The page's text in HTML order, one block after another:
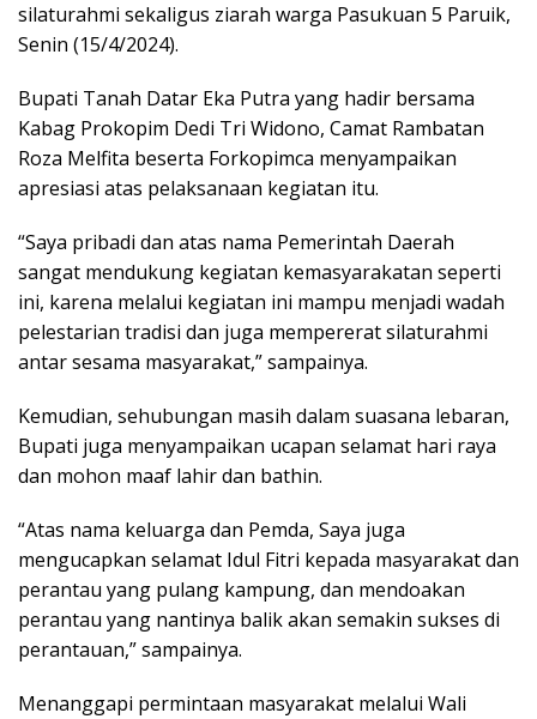
silaturahmi sekaligus ziarah warga Pasukuan 5 Paruik,
Senin (15/4/2024).
Bupati Tanah Datar Eka Putra yang hadir bersama
Kabag Prokopim Dedi Tri Widono, Camat Rambatan
Roza Melfita beserta Forkopimca menyampaikan
apresiasi atas pelaksanaan kegiatan itu.
“Saya pribadi dan atas nama Pemerintah Daerah
sangat mendukung kegiatan kemasyarakatan seperti
ini, karena melalui kegiatan ini mampu menjadi wadah
pelestarian tradisi dan juga mempererat silaturahmi
antar sesama masyarakat,” sampainya.
Kemudian, sehubungan masih dalam suasana lebaran,
Bupati juga menyampaikan ucapan selamat hari raya
dan mohon maaf lahir dan bathin.
“Atas nama keluarga dan Pemda, Saya juga
mengucapkan selamat Idul Fitri kepada masyarakat dan
perantau yang pulang kampung, dan mendoakan
perantau yang nantinya balik akan semakin sukses di
perantauan,” sampainya.
Menanggapi permintaan masyarakat melalui Wali